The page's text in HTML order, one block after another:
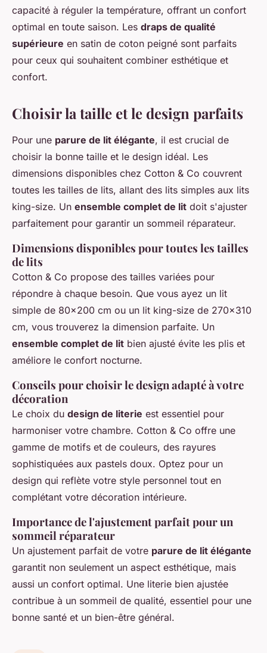
capacité à réguler la température, offrant un confort
optimal en toute saison. Les draps de qualité
supérieure en satin de coton peigné sont parfaits
pour ceux qui souhaitent combiner esthétique et
confort.
Choisir la taille et le design parfaits
Pour une parure de lit élégante, il est crucial de
choisir la bonne taille et le design idéal. Les
dimensions disponibles chez Cotton & Co couvrent
toutes les tailles de lits, allant des lits simples aux lits
king-size. Un ensemble complet de lit doit s'ajuster
parfaitement pour garantir un sommeil réparateur.
Dimensions disponibles pour toutes les tailles
de lits
Cotton & Co propose des tailles variées pour
répondre à chaque besoin. Que vous ayez un lit
simple de 80x200 cm ou un lit king-size de 270x310
cm, vous trouverez la dimension parfaite. Un
ensemble complet de lit bien ajusté évite les plis et
améliore le confort nocturne.
Conseils pour choisir le design adapté à votre
décoration
Le choix du design de literie est essentiel pour
harmoniser votre chambre. Cotton & Co offre une
gamme de motifs et de couleurs, des rayures
sophistiquées aux pastels doux. Optez pour un
design qui reflète votre style personnel tout en
complétant votre décoration intérieure.
Importance de l'ajustement parfait pour un
sommeil réparateur
Un ajustement parfait de votre parure de lit élégante
garantit non seulement un aspect esthétique, mais
aussi un confort optimal. Une literie bien ajustée
contribue à un sommeil de qualité, essentiel pour une
bonne santé et un bien-être général.